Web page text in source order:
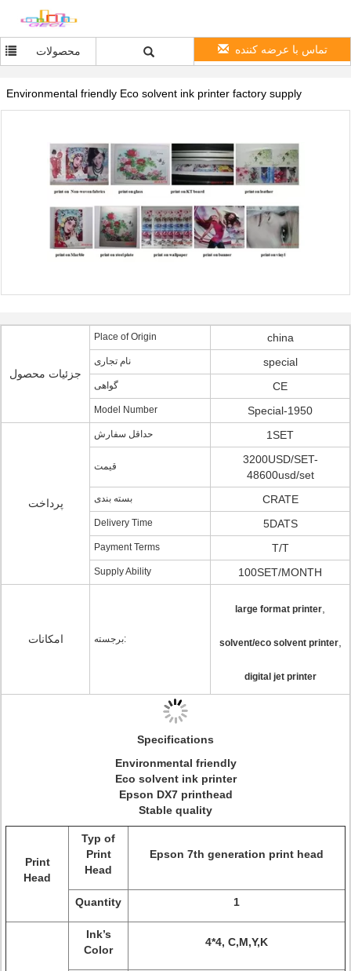
محصولات تماس با عرضه کننده
Environmental friendly Eco solvent ink printer factory supply
جزئیات محصول
Place of Origin china
نام تجاری special
گواهی CE
Model Number Special-1950
پرداخت
حداقل سفارش 1SET
قیمت
3200USD/SET-
48600usd/set
بسته بندی CRATE
Delivery Time 5DATS
Payment Terms T/T
Supply Ability 100SET/MONTH
امکانات برجسته:
large format printer
solvent/eco solvent printer,
digital jet printer
Specifications
Environmental friendly
Eco solvent ink printer
Epson DX7 printhead
Stable quality
Print
Head
Typ of
Print
Head
Epson 7th generation print head
Quantity 1
Ink’s
Color
4*4, C,M,Y,K